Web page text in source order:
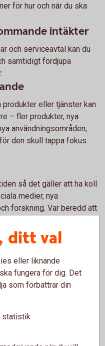
för hur och när du ska
intäkter
och serviceavtal kan du
samtidigt fördjupa
eller tjänster kan
– fler produkter, nya
användningsområden,
den skull tappa fokus
så det gäller att ha koll
medier, nya
forskning. Var beredd att
pengar
företagskontot – se till
kan växa och hjälpa
– tjänster
ditt val
eller liknande
fungera för dig. Det
som förbättrar din
statistik